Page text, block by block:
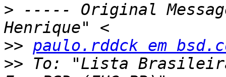
> ----- Original
>> paulo.rddck em
>> To: "Lista